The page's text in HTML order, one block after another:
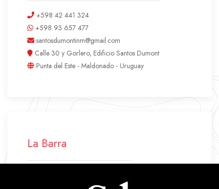
+598 42 441 324
+598 93 657 477
santosdumontinm@gmail.com
Calle 30 y Gorlero, Edificio Santos Dumont
Punta del Este - Maldonado - Uruguay
La Barra